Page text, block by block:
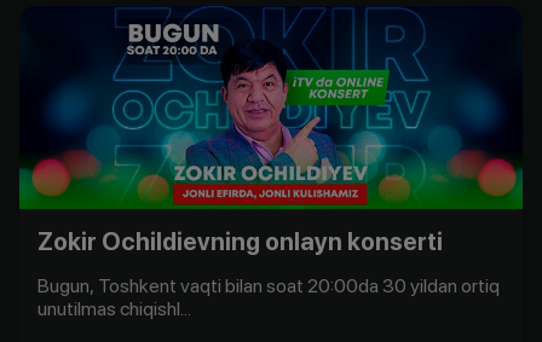
Zokir Ochildievning onlayn konserti
Bugun, Toshkent vaqti bilan soat 20:00da 30 yildan ortiq
unutilmas chiqishl...